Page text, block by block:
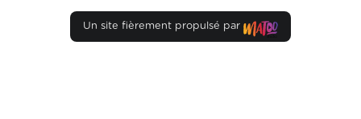
Un site fièrement propulsé par